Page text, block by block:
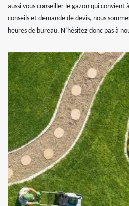
aussi vous conseiller le gazon qui convient
conseils et demande de devis, nous
heures de bureau. N’hésitez donc pas à